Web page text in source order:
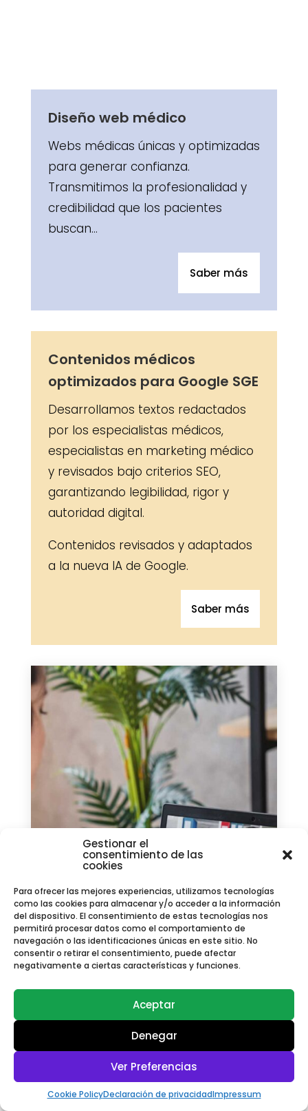
Gestionar el
consentimiento de las
cookies
Para ofrecer las mejores experiencias, utilizamos tecnologías
como las cookies para almacenar y/o acceder a la información
del dispositivo. El consentimiento de estas tecnologías nos
permitirá procesar datos como el comportamiento de
navegación o las identificaciones únicas en este sitio. No
consentir o retirar el consentimiento, puede afectar
negativamente a ciertas características y funciones.
Aceptar
Denegar
Ver Preferencias
Cookie PolicyDeclaración de privacidadImpressum
Diseño web médico
Webs médicas únicas y optimizadas
para generar confianza.
Transmitimos la profesionalidad y
credibilidad que los pacientes
buscan…
Saber más
Contenidos médicos
optimizados para Google SGE
Desarrollamos textos redactados
por los especialistas médicos,
especialistas en marketing médico
y revisados bajo criterios SEO,
garantizando legibilidad, rigor y
autoridad digital.
Contenidos revisados y adaptados
a la nueva IA de Google.
Saber más
Escríbeme y ¡sal de dudas ya!